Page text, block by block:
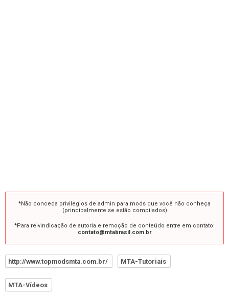
*Não conceda privilegios de admin para mods que você não conheça
(principalmente se estão compilados)
*Para reivindicação de autoria e remoção de conteúdo entre em contato:
contato@mtabrasil.com.br
http://www.topmodsmta.com.br/ MTA-Tutoriais
MTA-Vídeos